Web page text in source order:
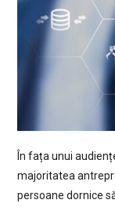
În fața unui
majoritatea
persoane dornice